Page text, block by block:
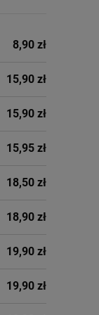
8,90 zł
15,90 zł
15,90 zł
15,95 zł
18,50 zł
18,90 zł
19,90 zł
19,90 zł